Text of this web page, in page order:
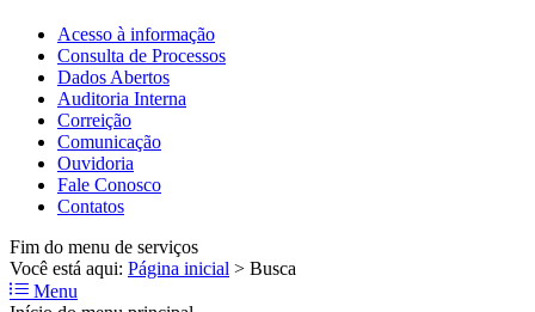
Acesso à informação
Consulta de Processos
Dados Abertos
Auditoria Interna
Correição
Comunicação
Ouvidoria
Fale Conosco
Contatos
Fim do menu de serviços
Você está aqui: Página inicial > Busca
Menu